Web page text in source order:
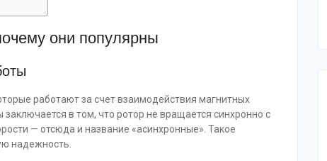
они популярны
работают за счет взаимодействия магнитных
в том, что ротор не вращается синхронно с
— отсюда и название «асинхронные». Такое
надежность.